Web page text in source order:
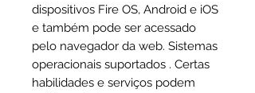
dispositivos Fire OS, Android e iOS
e também pode ser acessado
pelo navegador da web. Sistemas
operacionais suportados . Certas
habilidades e serviços podem